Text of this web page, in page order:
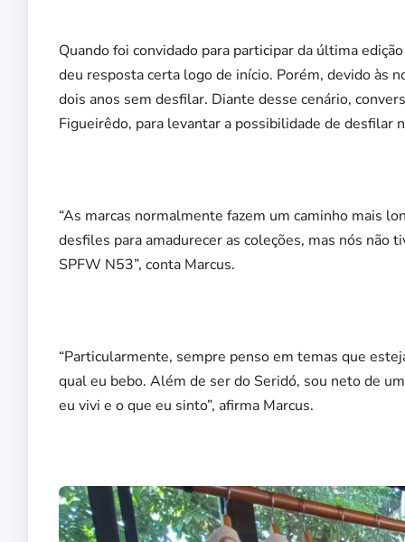
Quando foi convidado para participar da última
deu resposta certa logo de início. Porém, devido às
dois anos sem desfilar. Diante desse cenário,
Figueirêdo, para levantar a possibilidade de desfilar
“As marcas normalmente fazem um caminho mais
desfiles para amadurecer as coleções, mas nós não
SPFW N53”, conta Marcus.
“Particularmente, sempre penso em temas que
qual eu bebo. Além de ser do Seridó, sou neto de
eu vivi e o que eu sinto”, afirma Marcus.